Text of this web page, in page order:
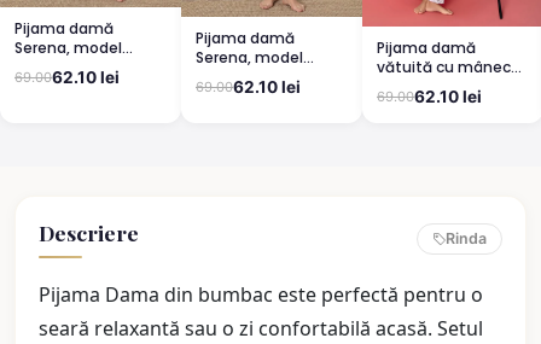
Pijama damă
Serena, model
leopard, mânecă
scurtă, pantaloni
69.0062.10 lei
Pijama damă
Serena, model
leopard, mânecă
scurtă, pantaloni
69.0062.10 lei
Pijama damă
vătuită cu mânecă
lungă și pantaloni
lungi din bumbac,
69.0062.10 lei
Descriere Rinda
Pijama Dama din bumbac este perfectă pentru o
seară relaxantă sau o zi confortabilă acasă. Setul